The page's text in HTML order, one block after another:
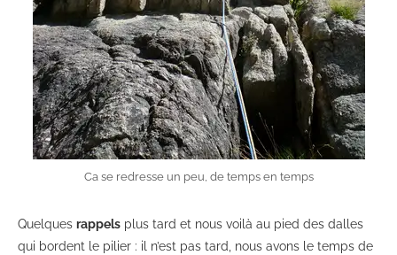
Ca se redresse un peu, de temps en temps
Quelques rappels plus tard et nous voilà au pied des dalles
qui bordent le pilier : il n’est pas tard, nous avons le temps de